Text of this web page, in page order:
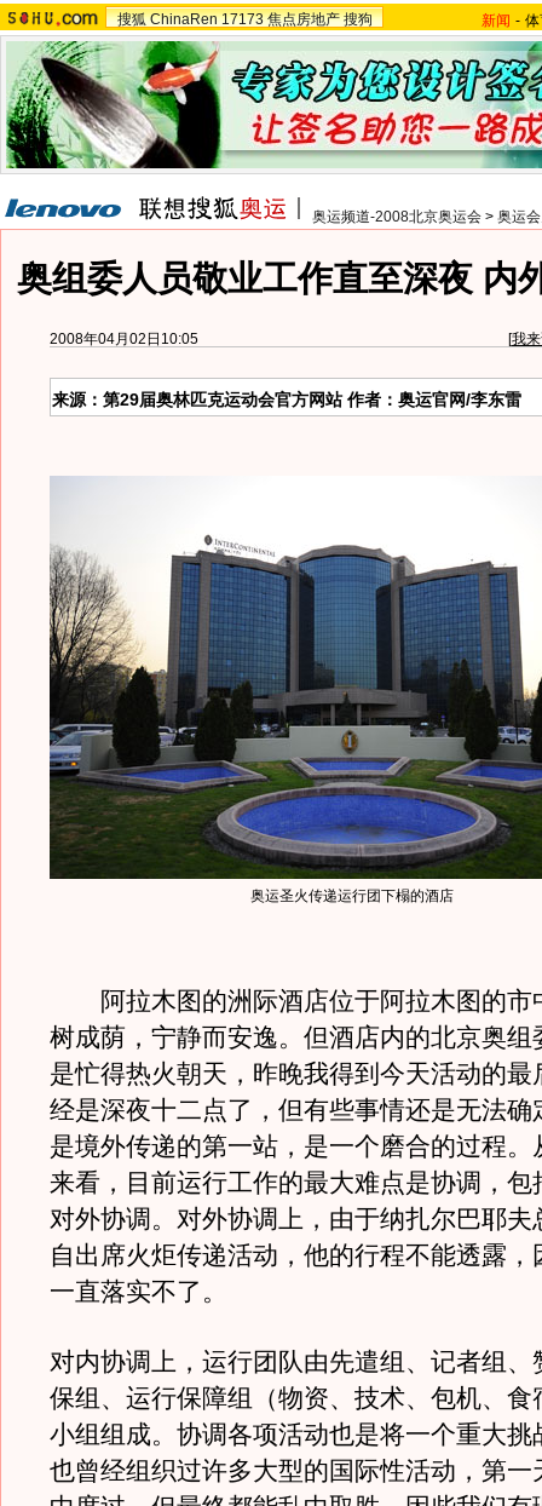
搜狐 ChinaRen 17173 焦点房地产 搜狗 新闻 -
奥运频道-2008北京奥运会 > 奥运
奥组委人员敬业工作直至深夜 内
2008年04月02日10:05 [我
来源：第29届奥林匹克运动会官方网站 作者：奥运官网/李东雷
奥运圣火传递运行团下榻的酒店
阿拉木图的洲际酒店位于阿拉木图的市
树成荫，宁静而安逸。但酒店内的北京奥组
是忙得热火朝天，昨晚我得到今天活动的最
经是深夜十二点了，但有些事情还是无法确
是境外传递的第一站，是一个磨合的过程。
来看，目前运行工作的最大难点是协调，包
对外协调。对外协调上，由于纳扎尔巴耶夫
自出席火炬传递活动，他的行程不能透露，
一直落实不了。
对内协调上，运行团队由先遣组、记者组、
保组、运行保障组（物资、技术、包机、食
小组组成。协调各项活动也是将一个重大挑
也曾经组织过许多大型的国际性活动，第一